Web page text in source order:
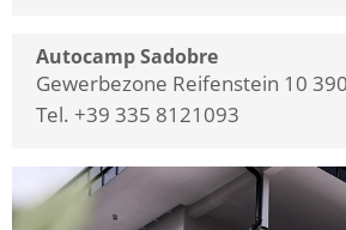
Autocamp Sadobre
Gewerbezone Reifenstein 10
Tel. +39 335 8121093